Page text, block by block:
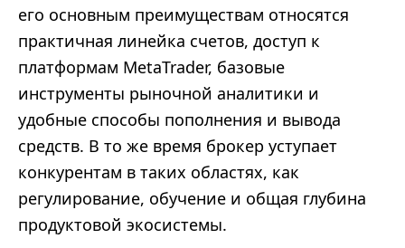
его основным преимуществам относятся
практичная линейка счетов, доступ к
платформам MetaTrader, базовые
инструменты рыночной аналитики и
удобные способы пополнения и вывода
средств. В то же время брокер уступает
конкурентам в таких областях, как
регулирование, обучение и общая глубина
продуктовой экосистемы.